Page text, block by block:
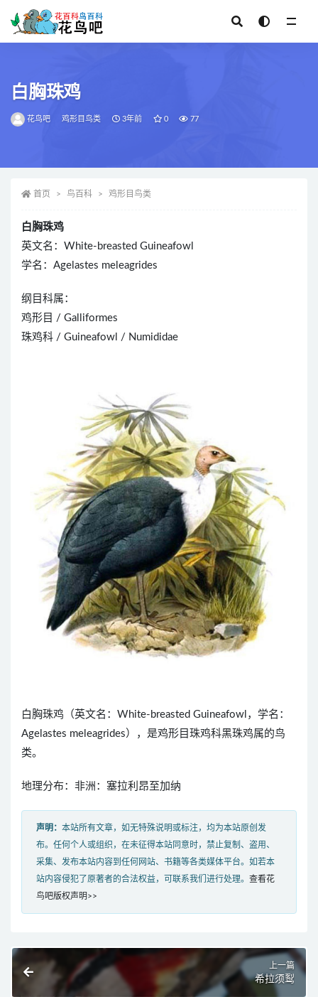
白胸珠鸡
花鸟吧 鸡形目鸟类 3年前 0 77
首页 鸟百科 鸡形目鸟类
白胸珠鸡
英文名：White-breasted Guineafowl
学名：Agelastes meleagrides
纲目科属：
鸡形目 / Galliformes
珠鸡科 / Guineafowl / Numididae
白胸珠鸡（英文名：White-breasted Guineafowl，学名：
Agelastes meleagrides），是鸡形目珠鸡科黑珠鸡属的鸟
类。
地理分布：非洲：塞拉利昂至加纳
声明： 本站所有文章，如无特殊说明或标注，均为本站原创发
布。任何个人或组织，在未征得本站同意时，禁止复制、盗用、
采集、发布本站内容到任何网站、书籍等各类媒体平台。如若本
站内容侵犯了原著者的合法权益，可联系我们进行处理。 查看花
鸟吧版权声明>>
上一篇
希拉须䴕